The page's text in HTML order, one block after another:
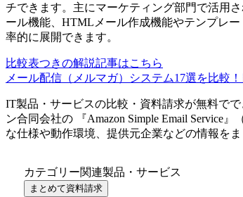
チできます。主にマーケティング部門で活用
ール機能、HTMLメール作成機能やテンプレ
率的に展開できます。
比較表つきの解説記事はこちら
メール配信（メルマガ）システム17選を比較
IT製品・サービスの比較・資料請求が無料で
ン合同会社の 『Amazon Simple Email Service 』
な仕様や動作環境、提供元企業などの情報を
カテゴリー関連製品・サービス
まとめて資料請求